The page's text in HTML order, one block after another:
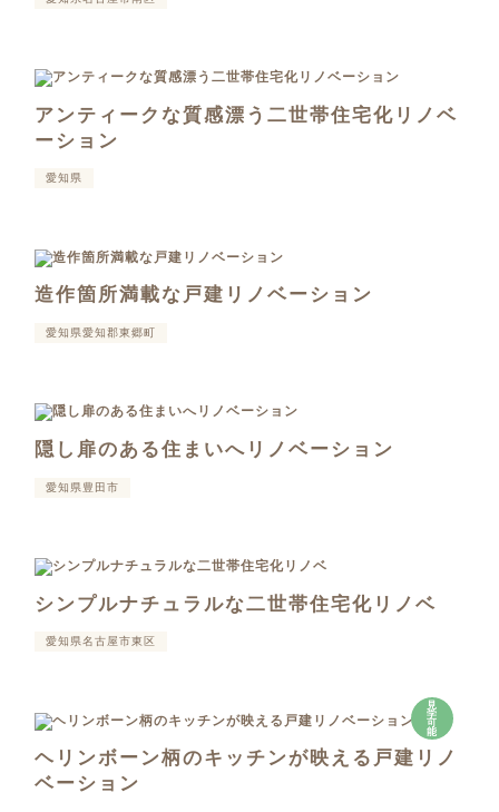
アンティークな質感漂う二世帯住宅化リノベ
ーション
愛知県
造作箇所満載な戸建リノベーション
愛知県愛知郡東郷町
隠し扉のある住まいへリノベーション
愛知県豊田市
シンプルナチュラルな二世帯住宅化リノベ
愛知県名古屋市東区
見
学
可
能
ヘリンボーン柄のキッチンが映える戸建リノ
ベーション